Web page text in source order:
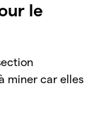
le
miner car elles